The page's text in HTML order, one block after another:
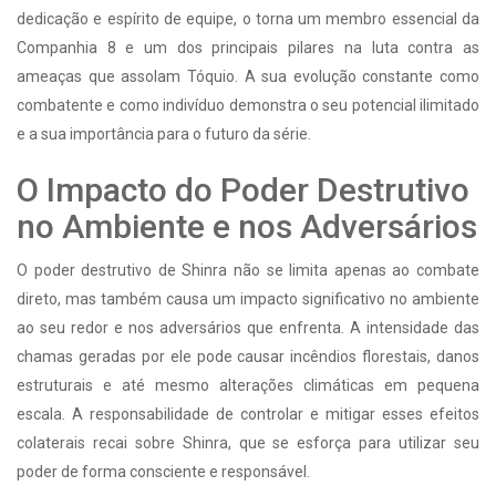
dedicação e espírito de equipe, o torna um membro essencial da
Companhia 8 e um dos principais pilares na luta contra as
ameaças que assolam Tóquio. A sua evolução constante como
combatente e como indivíduo demonstra o seu potencial ilimitado
e a sua importância para o futuro da série.
O Impacto do Poder Destrutivo
no Ambiente e nos Adversários
O poder destrutivo de Shinra não se limita apenas ao combate
direto, mas também causa um impacto significativo no ambiente
ao seu redor e nos adversários que enfrenta. A intensidade das
chamas geradas por ele pode causar incêndios florestais, danos
estruturais e até mesmo alterações climáticas em pequena
escala. A responsabilidade de controlar e mitigar esses efeitos
colaterais recai sobre Shinra, que se esforça para utilizar seu
poder de forma consciente e responsável.